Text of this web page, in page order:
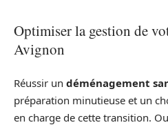
Optimiser la gestion de
Avignon
Réussir un déménagement
préparation minutieuse et un
en charge de cette transition.